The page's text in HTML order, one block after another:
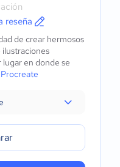
reseña
de crear hermosos
ilustraciones
en donde se